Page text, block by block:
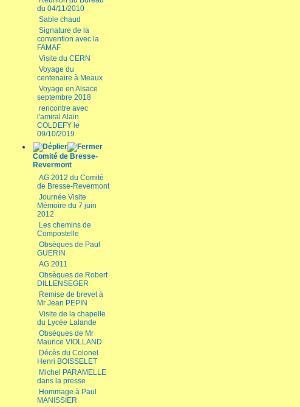
du 04/11/2010
Sable chaud
Signature de la
convention avec la
FAMAF
Visite du CERN
Voyage du
centenaire à Meaux
Voyage en Alsace
septembre 2018
rencontre avec
l'amiral Alain
COLDEFY le
09/10/2019
Comité de Bresse-
Revermont
AG 2012 du Comité
de Bresse-Revermont
Journée Visite
Mémoire du 7 juin
2012
Les chemins de
Compostelle
Obsèques de Paul
GUERIN
AG 2011
Obsèques de Robert
DILLENSEGER
Remise de brevet à
Mr Jean PEPIN
Visite de la chapelle
du Lycée Lalande
Obsèques de Mr
Maurice VIOLLAND
Décès du Colonel
Henri BOISSELET
Michel PARAMELLE
dans la presse
Hommage à Paul
MANISSIER